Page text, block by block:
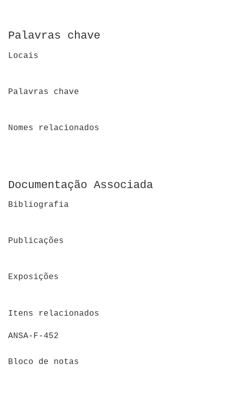
Palavras chave
Locais
Palavras chave
Nomes relacionados
Documentação Associada
Bibliografia
Publicações
Exposições
Itens relacionados
ANSA-F-452
Bloco de notas